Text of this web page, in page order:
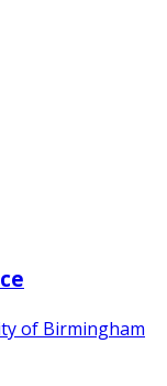
of Birmingham